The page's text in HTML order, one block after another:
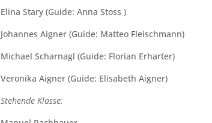
Elina Stary (Guide: Anna Stoss )
Johannes Aigner (Guide: Matteo Fleischmann)
Michael Scharnagl (Guide: Florian Erharter)
Veronika Aigner (Guide: Elisabeth Aigner)
Stehende Klasse: